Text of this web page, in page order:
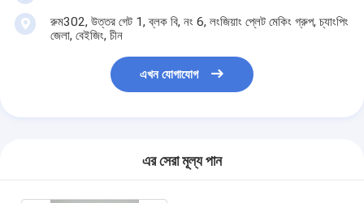
রুম302, উত্তর গেট 1, ব্লক বি, নং 6, লংজিয়াং প্লেট মেকিং গ্রুপ, চ্যাংপিং
জেলা, বেইজিং, চীন
এখন যোগাযোগ
এর সেরা মূল্য পান